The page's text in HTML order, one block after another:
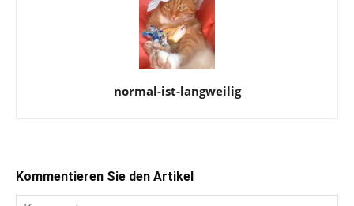
normal-ist-langweilig
Kommentieren Sie den Artikel